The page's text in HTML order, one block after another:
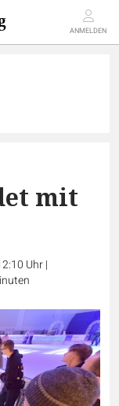
ANMELDEN
mit
Uhr|